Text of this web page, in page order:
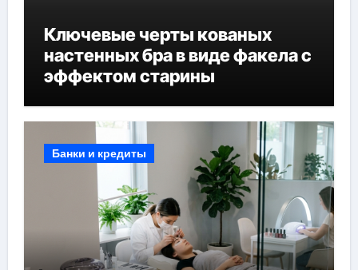
Ключевые черты кованых
настенных бра в виде факела с
эффектом старины
Банки и кредиты